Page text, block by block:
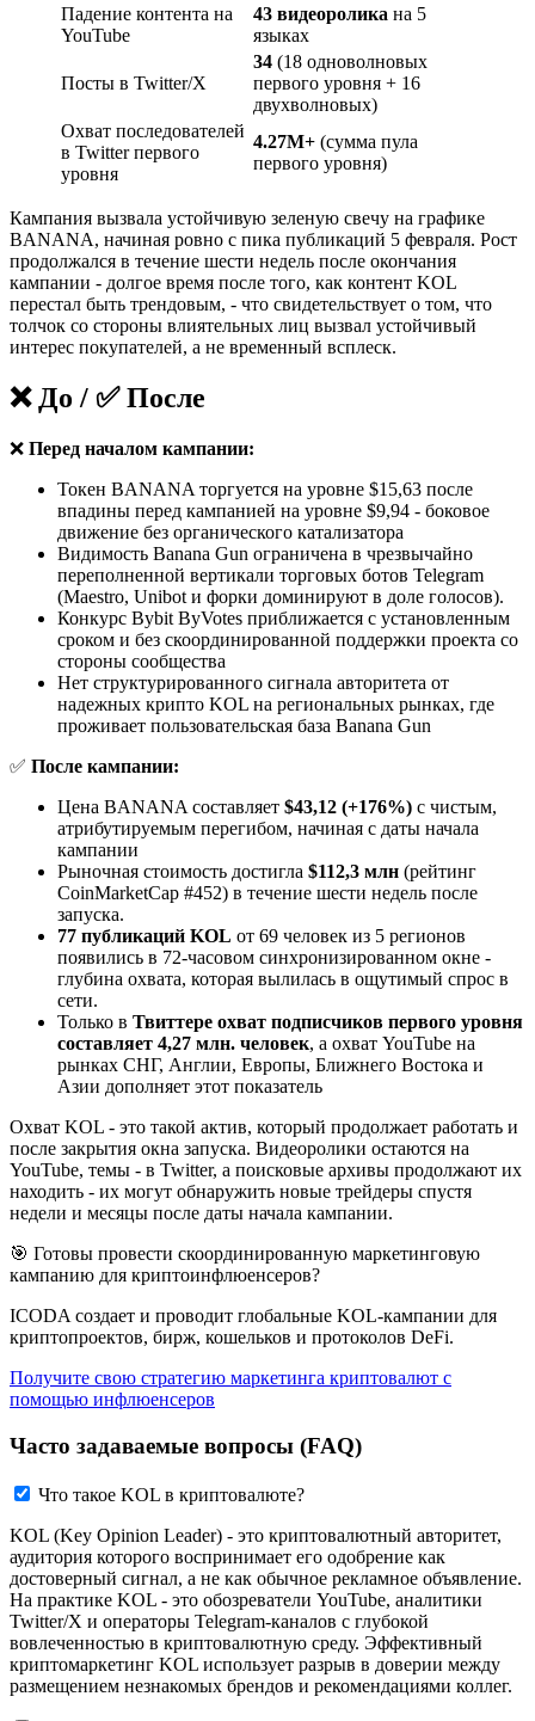
Падение контента на
YouTube
43 видеоролика на 5
языках
Посты в Twitter/X
34 (18 одноволновых
первого уровня + 16
двухволновых)
Охват последователей
в Twitter первого
уровня
4.27M+ (сумма пула
первого уровня)
Кампания вызвала устойчивую зеленую свечу на графике
BANANA, начиная ровно с пика публикаций 5 февраля. Рост
продолжался в течение шести недель после окончания
кампании - долгое время после того, как контент KOL
перестал быть трендовым, - что свидетельствует о том, что
толчок со стороны влиятельных лиц вызвал устойчивый
интерес покупателей, а не временный всплеск.
❌ До / ✅ После
❌ Перед началом кампании:
Токен BANANA торгуется на уровне $15,63 после
впадины перед кампанией на уровне $9,94 - боковое
движение без органического катализатора
Видимость Banana Gun ограничена в чрезвычайно
переполненной вертикали торговых ботов Telegram
(Maestro, Unibot и форки доминируют в доле голосов).
Конкурс Bybit ByVotes приближается с установленным
сроком и без скоординированной поддержки проекта со
стороны сообщества
Нет структурированного сигнала авторитета от
надежных крипто KOL на региональных рынках, где
проживает пользовательская база Banana Gun
✅ После кампании:
Цена BANANA составляет $43,12 (+176%) с чистым,
атрибутируемым перегибом, начиная с даты начала
кампании
Рыночная стоимость достигла $112,3 млн (рейтинг
CoinMarketCap #452) в течение шести недель после
запуска.
77 публикаций KOL от 69 человек из 5 регионов
появились в 72-часовом синхронизированном окне -
глубина охвата, которая вылилась в ощутимый спрос в
сети.
Только в Твиттере охват подписчиков первого уровня
составляет 4,27 млн. человек, а охват YouTube на
рынках СНГ, Англии, Европы, Ближнего Востока и
Азии дополняет этот показатель
Охват KOL - это такой актив, который продолжает работать и
после закрытия окна запуска. Видеоролики остаются на
YouTube, темы - в Twitter, а поисковые архивы продолжают их
находить - их могут обнаружить новые трейдеры спустя
недели и месяцы после даты начала кампании.
🎯 Готовы провести скоординированную маркетинговую
кампанию для криптоинфлюенсеров?
ICODA создает и проводит глобальные KOL-кампании для
криптопроектов, бирж, кошельков и протоколов DeFi.
Получите свою стратегию маркетинга криптовалют с
помощью инфлюенсеров
Часто задаваемые вопросы (FAQ)
Что такое KOL в криптовалюте?
KOL (Key Opinion Leader) - это криптовалютный авторитет,
аудитория которого воспринимает его одобрение как
достоверный сигнал, а не как обычное рекламное объявление.
На практике KOL - это обозреватели YouTube, аналитики
Twitter/X и операторы Telegram-каналов с глубокой
вовлеченностью в криптовалютную среду. Эффективный
криптомаркетинг KOL использует разрыв в доверии между
размещением незнакомых брендов и рекомендациями коллег.